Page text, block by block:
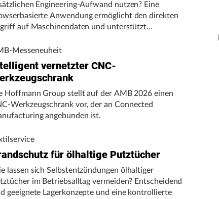
Engineering-Aufwand nutzen? Eine
Anwendung ermöglicht den direkten
auf Maschinendaten und unterstützt
Stillständen und Energieverbrauch.
Messeneuheit
vernetzter CNC-
Hoffmann Group stellt auf der AMB 2026 einen
Werkzeugschrank vor, der an Connected
angebunden ist.
für ölhaltige Putztücher
lassen sich Selbstentzündungen ölhaltiger
im Betriebsalltag vermeiden? Entscheidend
geeignete Lagerkonzepte und eine kontrollierte